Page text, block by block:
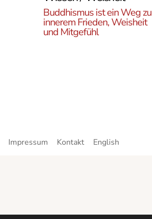
Buddhismus ist ein Weg zu
innerem Frieden, Weisheit
und Mitgefühl
Impressum Kontakt English